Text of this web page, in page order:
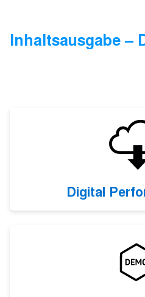
Inhaltsausgabe –
Digital